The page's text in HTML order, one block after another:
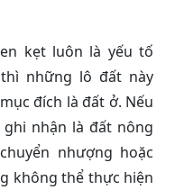
kẹt luôn là yếu tố
những lô đất này
đích là đất ở. Nếu
nhận là đất nông
nhượng hoặc
không thể thực hiện